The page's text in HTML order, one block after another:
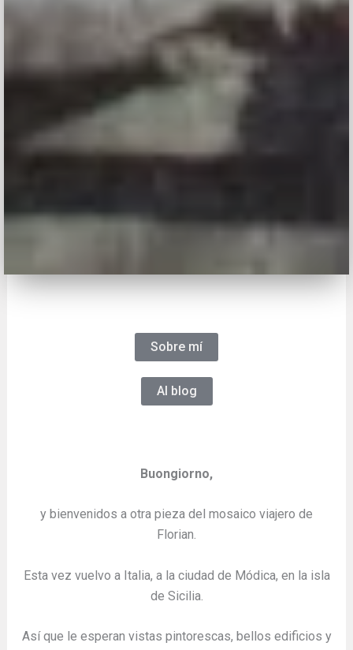
Sobre mí
Al blog
Buongiorno,
y bienvenidos a otra pieza del mosaico viajero de
Florian.
Esta vez vuelvo a Italia, a la ciudad de Módica, en la isla
de Sicilia.
Así que le esperan vistas pintorescas, bellos edificios y